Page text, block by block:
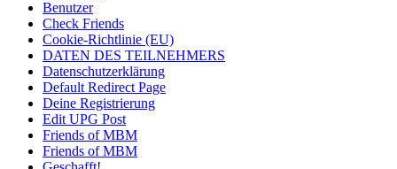
Benutzer
Check Friends
Cookie-Richtlinie (EU)
DATEN DES TEILNEHMERS
Datenschutzerklärung
Default Redirect Page
Deine Registrierung
Edit UPG Post
Friends of MBM
Friends of MBM